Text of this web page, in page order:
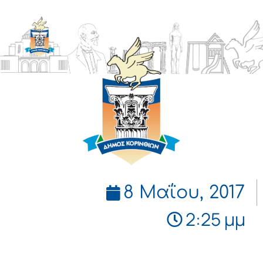
ΔΗΜΟΣ
ΚΟΡΙΝΘΙΩΝ
8 Μαΐου, 2017
2:25 μμ